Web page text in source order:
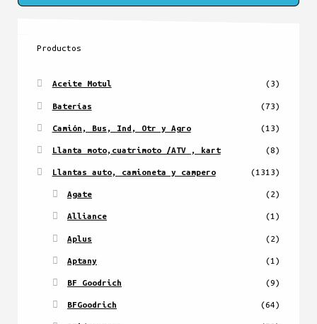
Productos
Aceite Motul (3)
Baterías (73)
Camión, Bus, Ind, Otr y Agro (13)
Llanta moto,cuatrimoto /ATV , kart (8)
Llantas auto, camioneta y campero (1313)
Agate (2)
Alliance (1)
Aplus (2)
Aptany (1)
BF Goodrich (9)
BFGoodrich (64)